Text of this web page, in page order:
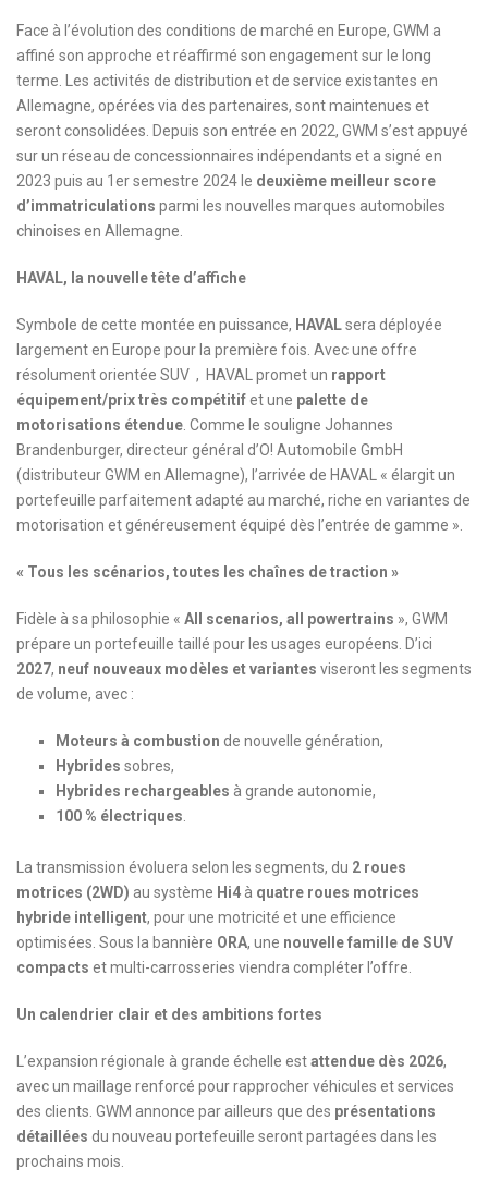
Face à l’évolution des conditions de marché en Europe, GWM a
affiné son approche et réaffirmé son engagement sur le long
terme. Les activités de distribution et de service existantes en
Allemagne, opérées via des partenaires, sont maintenues et
seront consolidées. Depuis son entrée en 2022, GWM s’est appuyé
sur un réseau de concessionnaires indépendants et a signé en
2023 puis au 1er semestre 2024 le deuxième meilleur score
d’immatriculations parmi les nouvelles marques automobiles
chinoises en Allemagne.
HAVAL, la nouvelle tête d’affiche
Symbole de cette montée en puissance, HAVALsera déployée
largement en Europe pour la première fois. Avec une offre
résolument orientée SUV , HAVAL promet un rapport
équipement/prix très compétitifet une palette de
motorisations étendue . Comme le souligne Johannes
Brandenburger, directeur général d’O! Automobile GmbH
(distributeur GWM en Allemagne), l’arrivée de HAVAL « élargit un
portefeuille parfaitement adapté au marché, riche en variantes de
motorisation et généreusement équipé dès l’entrée de gamme ».
« Tous les scénarios, toutes les chaînes de traction »
Fidèle à sa philosophie « All scenarios, all powertrains », GWM
prépare un portefeuille taillé pour les usages européens. D’ici
2027, neuf nouveaux modèles et variantes viseront les segments
de volume, avec :
Moteurs à combustion de nouvelle génération,
Hybrides sobres,
Hybrides rechargeables à grande autonomie,
100 % électriques
La transmission évoluera selon les segments, du 2 roues
motrices (2WD) au système Hi4 à quatre roues motrices
hybride intelligent, pour une motricité et une efficience
optimisées. Sous la bannière ORA, une nouvelle famille de SUV
compacts et multi-carrosseries viendra compléter l’offre.
Un calendrier clair et des ambitions fortes
L’expansion régionale à grande échelle estattendue dès 2026,
avec un maillage renforcé pour rapprocher véhicules et services
des clients. GWM annonce par ailleurs que des présentations
détaillées du nouveau portefeuille seront partagées dans les
prochains mois.